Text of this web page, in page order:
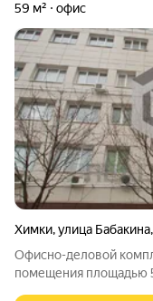
59 м² офис
Химки,улица Бабакина,
Офисно-деловой
помещения площадью